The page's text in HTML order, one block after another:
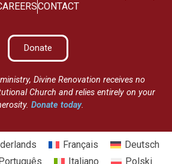
CONTACT
Donate
Divine Renovation receives no
Church and relies entirely on your
Donate today.
Français
Deutsch
Italiano Polski